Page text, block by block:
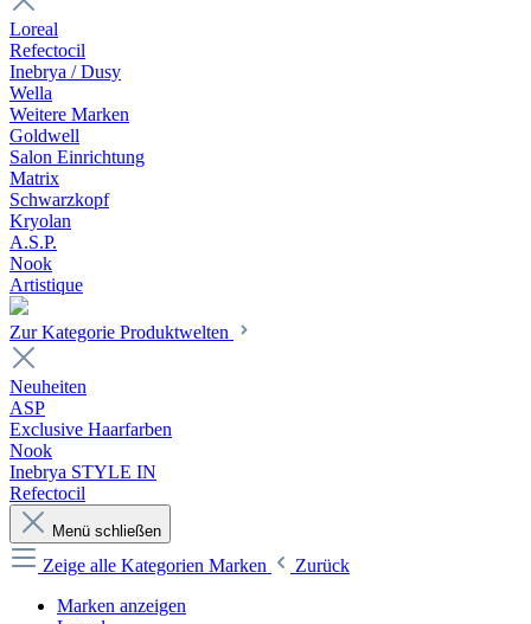
Loreal
Refectocil
Inebrya / Dusy
Wella
Weitere Marken
Goldwell
Salon Einrichtung
Matrix
Schwarzkopf
Kryolan
A.S.P.
Nook
Artistique
Zur Kategorie Produktwelten
Neuheiten
ASP
Exclusive Haarfarben
Nook
Inebrya STYLE IN
Refectocil
Menü schließen
Zeige alle Kategorien Marken
Zurück
Marken anzeigen